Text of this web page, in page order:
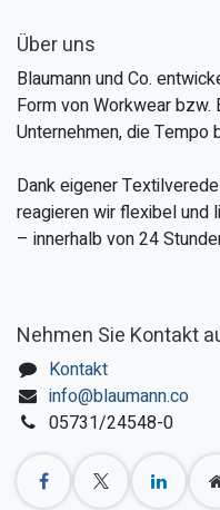
Über uns
Blaumann und Co.
Form von Workwear
Unternehmen, die Tempo
Dank eigener
reagieren wir flexibel und
– innerhalb von 24
Nehmen Sie Kontakt
Kontakt
info@blaumann.co
05731/24548-0